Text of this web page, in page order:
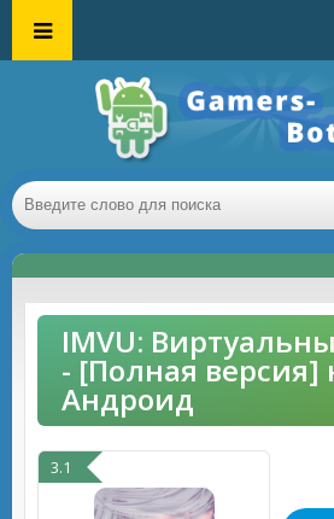
IMVU:
- [Полная версия]
Андроид
3.1